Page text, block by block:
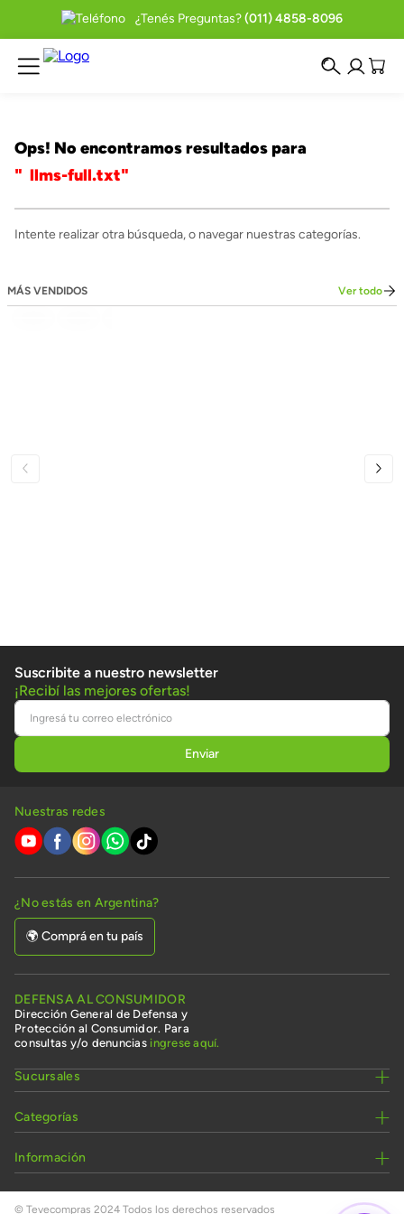
¿Tenés Preguntas?(011) 4858-8096
Ops! No encontramos resultados para
llms-full.txt
Intente realizar otra búsqueda, o navegar nuestras categorías.
MÁS VENDIDOS Ver todo
Suscribite a nuestro newsletter
¡Recibí las mejores ofertas!
Nuestras redes
¿No estás en Argentina?
🌍 Comprá en tu país
DEFENSA AL CONSUMIDOR
Dirección General de Defensa y
Protección al Consumidor. Para
consultas y/o denuncias ingrese aquí.
Sucursales
Categorías
Información
© Tevecompras 2024 Todos los derechos reservados